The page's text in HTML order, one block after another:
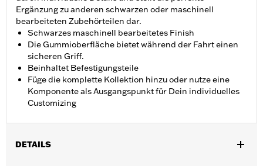
Ergänzung zu anderen schwarzen oder maschinell
bearbeiteten Zubehörteilen dar.
Schwarzes maschinell bearbeitetes Finish
Die Gummioberfläche bietet während der Fahrt einen
sicheren Griff.
Beinhaltet Befestigungsteile
Füge die komplette Kollektion hinzu oder nutze eine
Komponente als Ausgangspunkt für Dein individuelles
Customizing
DETAILS